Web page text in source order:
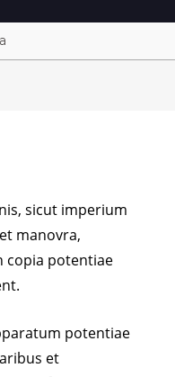
sicut imperium
manovra,
copia potentiae
potentiae
et